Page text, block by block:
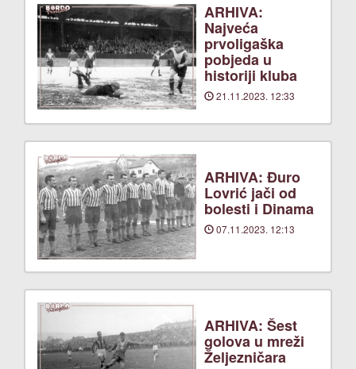
ARHIVA:
Najveća
prvoligaška
pobjeda u
historiji kluba
21.11.2023. 12:33
ARHIVA: Đuro
Lovrić jači od
bolesti i Dinama
07.11.2023. 12:13
ARHIVA: Šest
golova u mreži
Željezničara